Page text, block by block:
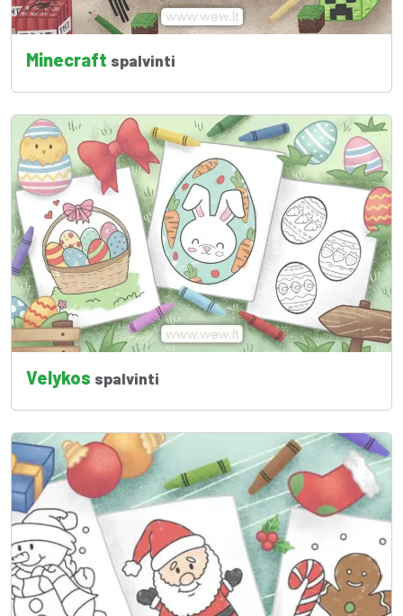
Minecraft spalvinti
Velykos spalvinti